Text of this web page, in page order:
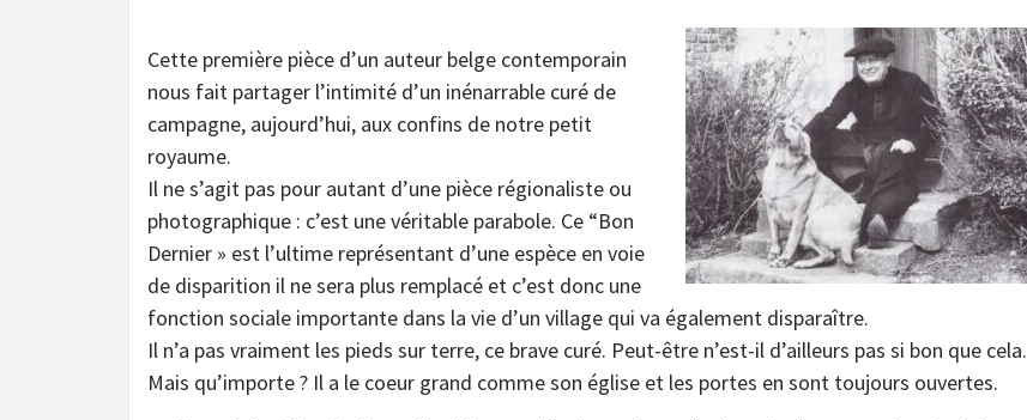
Cette première pièce d’un auteur belge contemporain
nous fait partager l’intimité d’un inénarrable curé de
campagne, aujourd’hui, aux confins de notre petit
royaume.
Il ne s’agit pas pour autant d’une pièce régionaliste ou
photographique : c’est une véritable parabole. Ce “Bon
Dernier » est l’ultime représentant d’une espèce en voie
de disparition il ne sera plus remplacé et c’est donc une
fonction sociale importante dans la vie d’un village qui va également disparaître.
Il n’a pas vraiment les pieds sur terre, ce brave curé. Peut-être n’est-il d’ailleurs pas si bon que cela.
Mais qu’importe ? Il a le coeur grand comme son église et les portes en sont toujours ouvertes.